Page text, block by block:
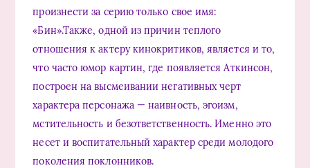
произнести за серию только свое имя:
«Бин».Также, одной из причин теплого
отношения к актеру кинокритиков, является и то,
что часто юмор картин, где появляется Аткинсон,
построен на высмеивании негативных черт
характера персонажа — наивность, эгоизм,
мстительность и безответственность. Именно это
несет и воспитательный характер среди молодого
поколения поклонников.